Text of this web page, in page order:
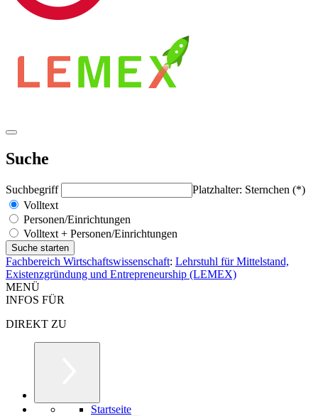
Suche
Suchbegriff
Platzhalter: Sternchen (*)
Volltext
Personen/Einrichtungen
Volltext + Personen/Einrichtungen
Fachbereich Wirtschaftswissenschaft: Lehrstuhl für Mittelstand,
Existenzgründung und Entrepreneurship (LEMEX)
MENÜ
INFOS FÜR
DIREKT ZU
Startseite